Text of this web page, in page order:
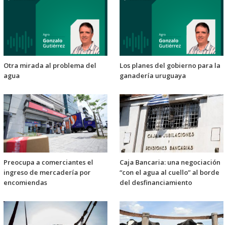
Otra mirada al problema del
agua
Los planes del gobierno para la
ganadería uruguaya
Preocupa a comerciantes el
ingreso de mercadería por
encomiendas
Caja Bancaria: una negociación
“con el agua al cuello” al borde
del desfinanciamiento